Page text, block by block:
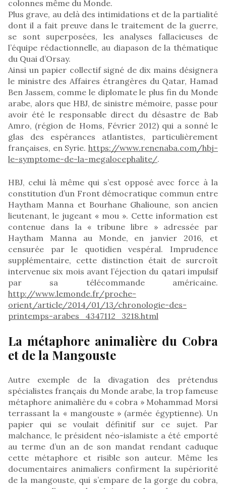
colonnes même du Monde.
Plus grave, au delà des intimidations et de la partialité
dont il a fait preuve dans le traitement de la guerre,
se sont superposées, les analyses fallacieuses de
l’équipe rédactionnelle, au diapason de la thématique
du Quai d’Orsay.
Ainsi un papier collectif signé de dix mains désignera
le ministre des Affaires étrangères du Qatar, Hamad
Ben Jassem, comme le diplomate le plus fin du Monde
arabe, alors que HBJ, de sinistre mémoire, passe pour
avoir été le responsable direct du désastre de Bab
Amro, (région de Homs, Février 2012) qui a sonné le
glas des espérances atlantistes, particulièrement
françaises, en Syrie. https://www.renenaba.com/hbj-
le-symptome-de-la-megalocephalite/.
HBJ, celui là même qui s’est opposé avec force à la
constitution d’un Front démocratique commun entre
Haytham Manna et Bourhane Ghalioune, son ancien
lieutenant, le jugeant « mou ». Cette information est
contenue dans la « tribune libre » adressée par
Haytham Manna au Monde, en janvier 2016, et
censurée par le quotidien vespéral. Imprudence
supplémentaire, cette distinction était de surcroît
intervenue six mois avant l’éjection du qatari impulsif
par sa télécommande américaine.
http://www.lemonde.fr/proche-
orient/article/2014/01/13/chronologie-des-
printemps-arabes_4347112_3218.html
La métaphore animalière du Cobra
et de la Mangouste
Autre exemple de la divagation des prétendus
spécialistes français du Monde arabe, la trop fameuse
métaphore animalière du « cobra » Mohammad Morsi
terrassant la « mangouste » (armée égyptienne). Un
papier qui se voulait définitif sur ce sujet. Par
malchance, le président néo-islamiste a été emporté
au terme d’un an de son mandat rendant caduque
cette métaphore et risible son auteur. Même les
documentaires animaliers confirment la supériorité
de la mangouste, qui s’empare de la gorge du cobra,